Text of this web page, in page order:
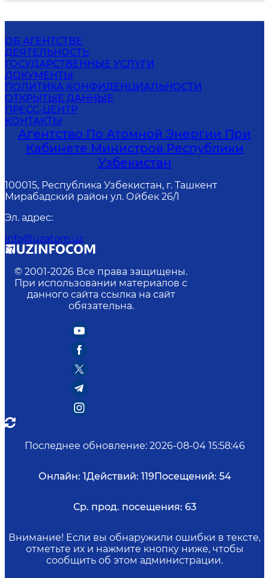
ОБ АГЕНТСТВЕ
ДЕЯТЕЛЬНОСТЬ
ГОСУДАРСТВЕННЫЕ УСЛУГИ
ДОКУМЕНТЫ
ПОЛИТИКА КОНФИДЕНЦИАЛЬНОСТИ
ОТКРЫТЫЕ ДАННЫЕ
ПРЕСС-ЦЕНТР
КОНТАКТЫ
Агентство По Атомной Энергии При
Кабинете Министров Республики
Узбекистан
100015, Республика Узбекистан, г. Ташкент
Мирабадский район ул. Ойбек 26/1
Эл. адрес:
info@uzatom.uz
© 2001-2026 Все права защищены.
При использовании материалов с
данного сайта ссылка на сайт
обязательна.
Последнее обновление: 2026-08-04 15:58:46
Онлайн: 1Действий: 119Посещений: 54
Ср. прод. посещения: 63
Внимание! Если вы обнаружили ошибки в тексте,
отметьте их и нажмите кнопку ниже, чтобы
сообщить об этом администрации.